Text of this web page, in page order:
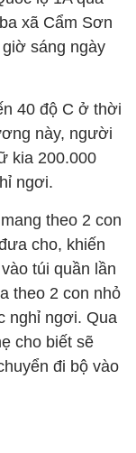
xã Cẩm Sơn
sáng ngày
40 độ C ở thời
này, người
kia 200.000
ngơi.
theo 2 con
cho, khiến
túi quần lần
theo 2 con nhỏ
nghỉ ngơi. Qua
cho biết sẽ
đi bộ vào